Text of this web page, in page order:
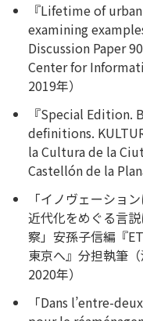
『Lifetime of
examining
Discussion Paper
Center for
2019年）
『Special Edition.
definitions.
la Cultura de la
Castellón de la
「イノヴェーショ
近代化をめぐる言
察」安孫子信編『
東京へ』分担執筆
2020年）
「Dans l’entre-